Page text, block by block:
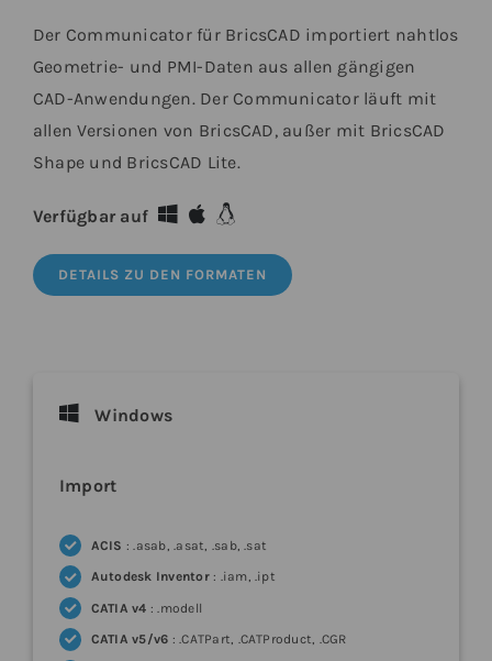
Der Communicator für BricsCAD importiert nahtlos
Geometrie- und PMI-Daten aus allen gängigen
CAD-Anwendungen. Der Communicator läuft mit
allen Versionen von BricsCAD, außer mit BricsCAD
Shape und BricsCAD Lite.
Verfügbar auf
DETAILS ZU DEN FORMATEN
Windows
Import
ACIS : .asab, .asat, .sab, .sat
Autodesk Inventor: .iam, .ipt
CATIA v4 : .modell
CATIA v5/v6 : .CATPart, .CATProduct, .CGR